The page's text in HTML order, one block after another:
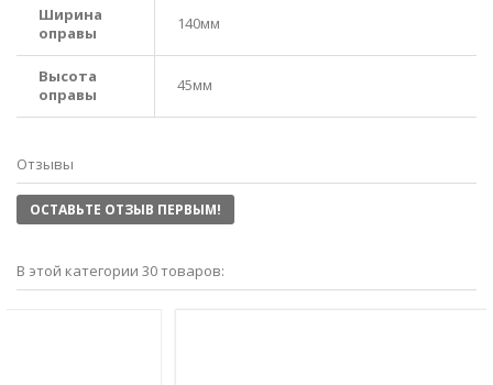
Ширина
оправы
140мм
Высота
оправы
45мм
Отзывы
ОСТАВЬТЕ ОТЗЫВ ПЕРВЫМ!
В этой категории 30 товаров: